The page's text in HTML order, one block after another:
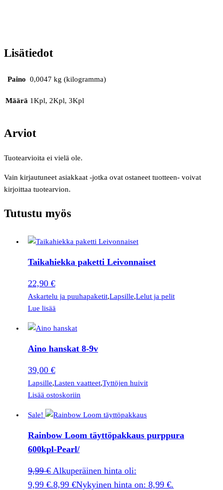
Lisätiedot
Paino 0,0047 kg (kilogramma)
Määrä 1Kpl, 2Kpl, 3Kpl
Arviot
Tuotearvioita ei vielä ole.
Vain kirjautuneet asiakkaat -jotka ovat ostaneet tuotteen- voivat
kirjoittaa tuotearvion.
Tutustu myös
Taikahiekka paketti Leivonnaiset
22,90 €
Askartelu ja puuhapaketit,Lapsille,Lelut ja pelit
Lue lisää
Aino hanskat 8-9v
39,00 €
Lapsille,Lasten vaatteet,Tyttöjen huivit
Lisää ostoskoriin
Sale!
Rainbow Loom täyttöpakkaus purppura
600kpl-Pearl/
9,99€ Alkuperäinen hinta oli:
9,99 €.8,99 €Nykyinen hinta on: 8,99 €.